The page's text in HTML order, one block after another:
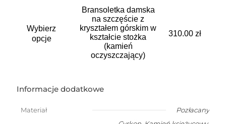
produktu
Opcje
wybrać
produktu
Wybierz
opcje
produkt
wariantów.
na
produktu
Bransoletka damska
na szczęście z
kryształem górskim w
kształcie stożka
(kamień
oczyszczający)
310.00 zł
Informacje dodatkowe
Materiał Pozłacany